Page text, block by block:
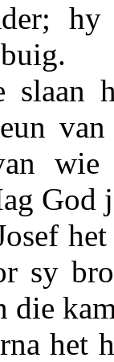
slaan
God
sy
die
het